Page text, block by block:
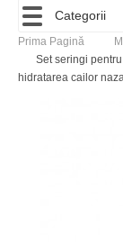
Categorii
Prima Pagină
Set seringi
hidratarea cailor